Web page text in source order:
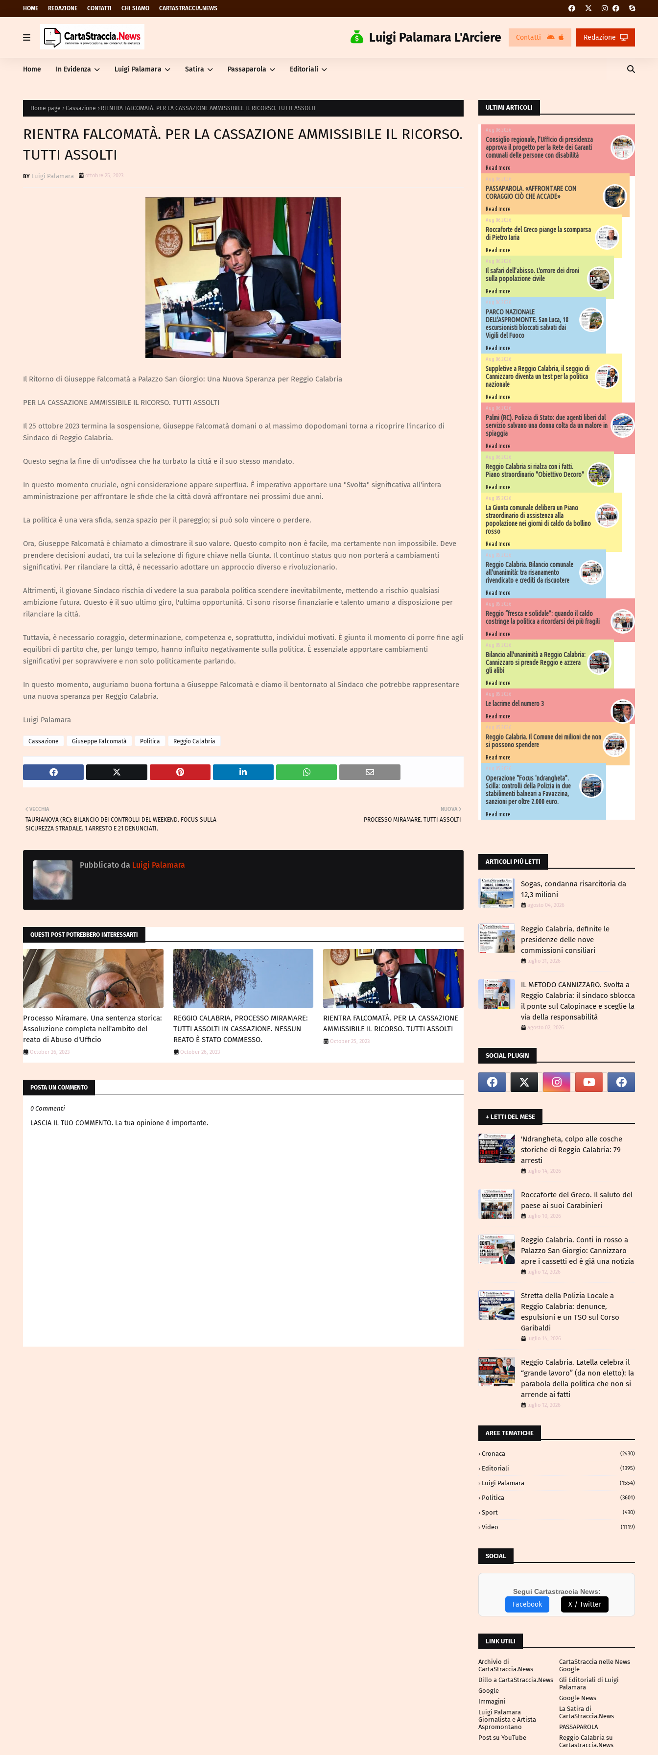
HOME REDAZIONE CONTATTI CHI SIAMO CARTASTRACCIA.NEWS
Luigi Palamara L'Arciere Contatti Redazione
Home In Evidenza Luigi Palamara Satira Passaparola Editoriali
Home page Cassazione RIENTRA FALCOMATÀ. PER LA CASSAZIONE AMMISSIBILE IL RICORSO. TUTTI ASSOLTI
RIENTRA FALCOMATÀ. PER LA CASSAZIONE AMMISSIBILE IL RICORSO.
TUTTI ASSOLTI
Luigi Palamara ottobre 25, 2023
Il Ritorno di Giuseppe Falcomatà a Palazzo San Giorgio: Una Nuova Speranza per Reggio Calabria
PER LA CASSAZIONE AMMISSIBILE IL RICORSO. TUTTI ASSOLTI
Il 25 ottobre 2023 termina la sospensione, Giuseppe Falcomatà domani o al massimo dopodomani torna a ricoprire l'incarico di
Sindaco di Reggio Calabria.
Questo segna la fine di un'odissea che ha turbato la città e il suo stesso mandato.
In questo momento cruciale, ogni considerazione appare superflua. È imperativo apportare una "Svolta" significativa all'intera
amministrazione per affrontare le sfide che la città dovrà affrontare nei prossimi due anni.
La politica è una vera sfida, senza spazio per il pareggio; si può solo vincere o perdere.
Ora, Giuseppe Falcomatà è chiamato a dimostrare il suo valore. Questo compito non è facile, ma certamente non impossibile. Deve
prendere decisioni audaci, tra cui la selezione di figure chiave nella Giunta. Il continuo status quo non porterà a cambiamenti
significativi. Per rilanciare la città, è necessario adottare un approccio diverso e rivoluzionario.
Altrimenti, il giovane Sindaco rischia di vedere la sua parabola politica scendere inevitabilmente, mettendo a rischio qualsiasi
ambizione futura. Questo è il suo ultimo giro, l'ultima opportunità. Ci sono risorse finanziarie e talento umano a disposizione per
rilanciare la città.
Tuttavia, è necessario coraggio, determinazione, competenza e, soprattutto, individui motivati. È giunto il momento di porre fine agli
equilibri di partito che, per lungo tempo, hanno influito negativamente sulla politica. È essenziale apportare cambiamenti
significativi per sopravvivere e non solo politicamente parlando.
In questo momento, auguriamo buona fortuna a Giuseppe Falcomatà e diamo il bentornato al Sindaco che potrebbe rappresentare
una nuova speranza per Reggio Calabria.
Luigi Palamara
Cassazione Giuseppe Falcomatà Politica Reggio Calabria
NUOVA
PROCESSO MIRAMARE. TUTTI ASSOLTI
VECCHIA
TAURIANOVA (RC): BILANCIO DEI CONTROLLI DEL WEEKEND. FOCUS SULLA
SICUREZZA STRADALE. 1 ARRESTO E 21 DENUNCIATI.
Pubblicato da Luigi Palamara
QUESTI POST POTREBBERO INTERESSARTI
Processo Miramare. Una sentenza storica:
Assoluzione completa nell'ambito del
reato di Abuso d'Ufficio
October 26, 2023
REGGIO CALABRIA, PROCESSO MIRAMARE:
TUTTI ASSOLTI IN CASSAZIONE. NESSUN
REATO È STATO COMMESSO.
October 26, 2023
RIENTRA FALCOMATÀ. PER LA CASSAZIONE
AMMISSIBILE IL RICORSO. TUTTI ASSOLTI
October 25, 2023
POSTA UN COMMENTO
0 Commenti
LASCIA IL TUO COMMENTO. La tua opinione è importante.
ULTIMI ARTICOLI
Aug 06 2026
Consiglio regionale, l’Ufficio di presidenza
approva il progetto per la Rete dei Garanti
comunali delle persone con disabilità
Read more
Aug 06 2026
PASSAPAROLA. «AFFRONTARE CON
CORAGGIO CIÒ CHE ACCADE»
Read more
Aug 06 2026
Roccaforte del Greco piange la scomparsa
di Pietro Iaria
Read more
Aug 06 2026
Il safari dell’abisso. L'orrore dei droni
sulla popolazione civile
Read more
Aug 06 2026
PARCO NAZIONALE
DELL'ASPROMONTE. San Luca, 18
escursionisti bloccati salvati dai
Vigili del Fuoco
Read more
Aug 06 2026
Suppletive a Reggio Calabria, il seggio di
Cannizzaro diventa un test per la politica
nazionale
Read more
Aug 06 2026
Palmi (RC). Polizia di Stato: due agenti liberi dal
servizio salvano una donna colta da un malore in
spiaggia
Read more
Aug 06 2026
Reggio Calabria si rialza con i fatti.
Piano straordinario "Obiettivo Decoro"
Read more
Aug 05 2026
La Giunta comunale delibera un Piano
straordinario di assistenza alla
popolazione nei giorni di caldo da bollino
rosso
Read more
Aug 05 2026
Reggio Calabria. Bilancio comunale
all'unanimità: tra risanamento
rivendicato e crediti da riscuotere
Read more
Aug 05 2026
Reggio “fresca e solidale”: quando il caldo
costringe la politica a ricordarsi dei più fragili
Read more
Aug 05 2026
Bilancio all'unanimità a Reggio Calabria:
Cannizzaro si prende Reggio e azzera
gli alibi
Read more
Aug 05 2026
Le lacrime del numero 3
Read more
Aug 05 2026
Reggio Calabria. Il Comune dei milioni che non
si possono spendere
Read more
Aug 05 2026
Operazione "Focus 'ndrangheta".
Scilla: controlli della Polizia in due
stabilimenti balneari a Favazzina,
sanzioni per oltre 2.000 euro.
Read more
ARTICOLI PIÙ LETTI
Sogas, condanna risarcitoria da
12,3 milioni
agosto 04, 2026
Reggio Calabria, definite le
presidenze delle nove
commissioni consiliari
luglio 31, 2026
IL METODO CANNIZZARO​. Svolta a
Reggio Calabria: il sindaco sblocca
il ponte sul Calopinace e sceglie la
via della responsabilità
agosto 02, 2026
SOCIAL PLUGIN
+ LETTI DEL MESE
​'Ndrangheta, colpo alle cosche
storiche di Reggio Calabria: 79
arresti
luglio 14, 2026
Roccaforte del Greco. Il saluto del
paese ai suoi Carabinieri
luglio 10, 2026
Reggio Calabria. Conti in rosso a
Palazzo San Giorgio: Cannizzaro
apre i cassetti ed è già una notizia
luglio 12, 2026
​Stretta della Polizia Locale a
Reggio Calabria: denunce,
espulsioni e un TSO sul Corso
Garibaldi
luglio 14, 2026
Reggio Calabria. Latella celebra il
“grande lavoro” (da non eletto): la
parabola della politica che non si
arrende ai fatti
luglio 12, 2026
AREE TEMATICHE
Cronaca (2430)
Editoriali (1395)
Luigi Palamara (1554)
Politica (3601)
Sport (430)
Video (1119)
SOCIAL
Segui Cartastraccia News:
Facebook X / Twitter
LINK UTILI
Archivio di
CartaStraccia.News
CartaStraccia nelle News
Google
Dillo a CartaStraccia.News
Gli Editoriali di Luigi
Palamara
Google
Google News
Immagini
La Satira di
CartaStraccia.News
Luigi Palamara
Giornalista e Artista
Aspromontano
PASSAPAROLA
Post su YouTube
Reggio Calabria su
Cartastraccia.News